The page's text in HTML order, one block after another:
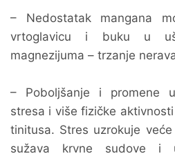
– Nedostatak mangana
vrtoglavicu i buku u
magnezijuma – trzanje
– Poboljšanje i promene
stresa i više fizičke
tinitusa. Stres uzrokuje
sužava krvne sudove i